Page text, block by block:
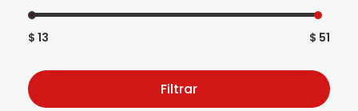
$ 13 $ 51
Filtrar